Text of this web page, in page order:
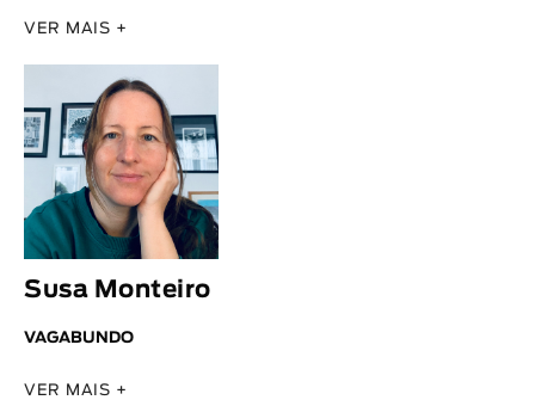
VER MAIS +
Susa Monteiro
VAGABUNDO
VER MAIS +